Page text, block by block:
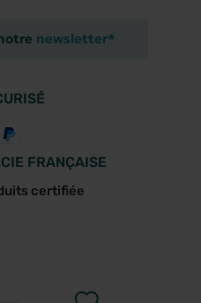
newsletter*
FRANÇAISE
certifiée